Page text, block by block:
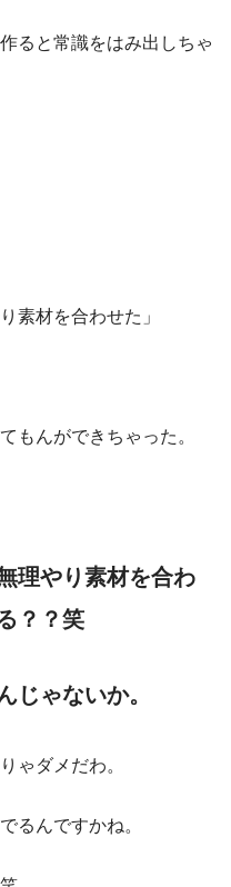
ると常識をはみ出しちゃ
素材を合わせた」
もんができちゃった。
理やり素材を合わ
？？笑
じゃないか。
ゃダメだわ。
るんですかね。